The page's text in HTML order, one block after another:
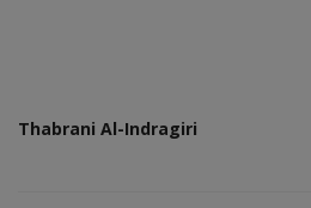
Thabrani Al-Indragiri